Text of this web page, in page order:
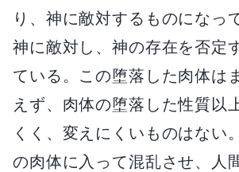
り、神に敵対するものになっ
神に敵対し、神の存在を否定
ている。この堕落した肉体は
えず、肉体の堕落した性質以
くく、変えにくいものはない
の肉体に入って混乱させ、人